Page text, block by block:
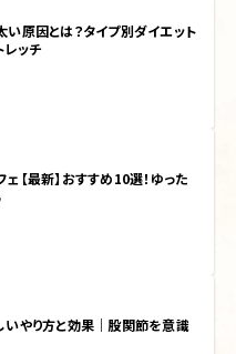
い原因とは？タイプ別ダイエット
ッチ
【最新】おすすめ10選！ゆった
いやり方と効果｜股関節を意識